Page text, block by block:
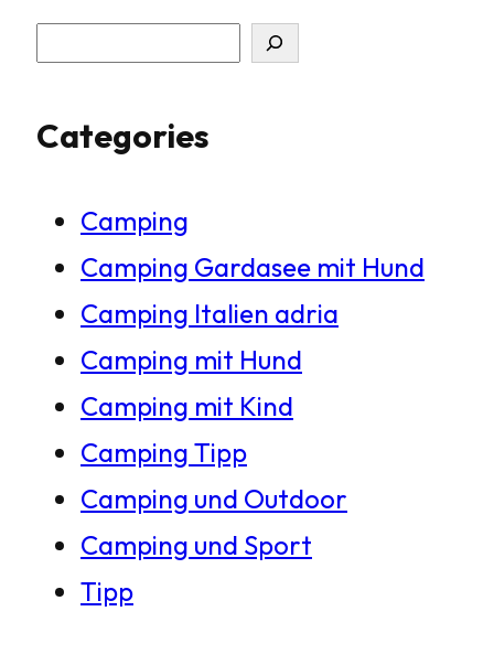
c
Categories
Camping
Camping Gardasee mit Hund
Camping Italien adria
Camping mit Hund
Camping mit Kind
Camping Tipp
Camping und Outdoor
Camping und Sport
Tipp